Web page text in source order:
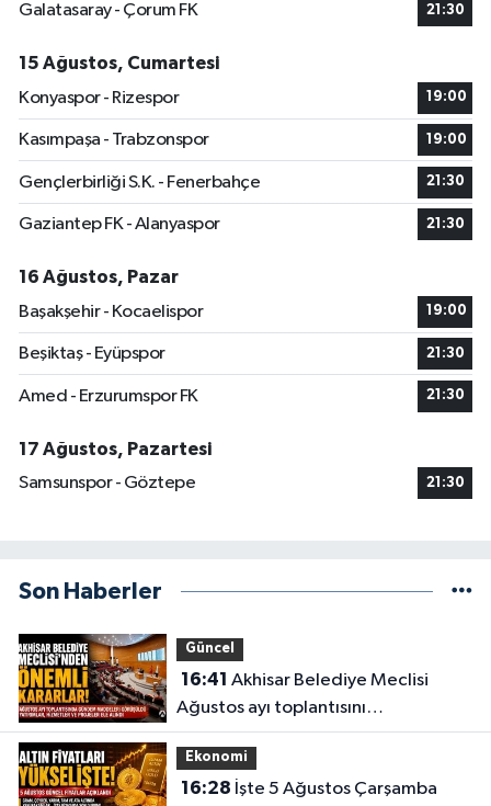
Galatasaray - Çorum FK
21:30
15 Ağustos, Cumartesi
Konyaspor - Rizespor
19:00
Kasımpaşa - Trabzonspor 19:00
Gençlerbirliği S.K. - Fenerbahçe 21:30
Gaziantep FK - Alanyaspor 21:30
16 Ağustos, Pazar
Başakşehir - Kocaelispor
19:00
Beşiktaş - Eyüpspor 21:30
Amed - Erzurumspor FK 21:30
17 Ağustos, Pazartesi
Samsunspor - Göztepe
21:30
Son Haberler
Güncel
16:41
Ağustos ayı toplantısını
gerçekleştirdi
Ekonomi
16:28